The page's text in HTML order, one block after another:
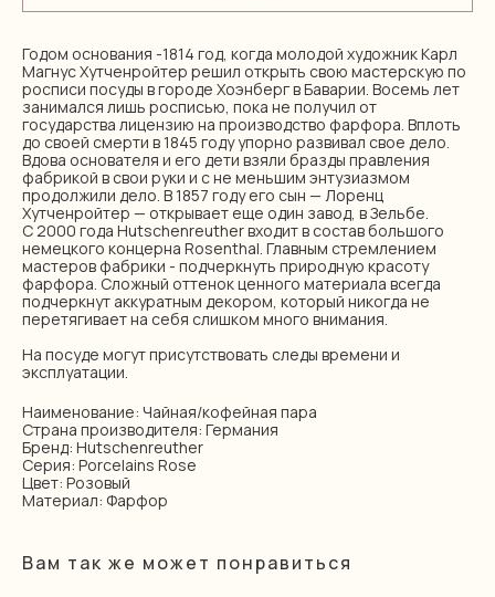
Годом основания -1814 год, когда молодой художник Карл
Магнус Хутченройтер решил открыть свою мастерскую по
росписи посуды в городе Хоэнберг в Баварии. Восемь лет
занимался лишь росписью, пока не получил от
государства лицензию на производство фарфора. Вплоть
до своей смерти в 1845 году упорно развивал свое дело.
Вдова основателя и его дети взяли бразды правления
фабрикой в свои руки и с не меньшим энтузиазмом
продолжили дело. В 1857 году его сын — Лоренц
Хутченройтер — открывает еще один завод, в Зельбе.
С 2000 года Hutschenreuther входит в состав большого
немецкого концерна Rosenthal. Главным стремлением
мастеров фабрики - подчеркнуть природную красоту
фарфора. Сложный оттенок ценного материала всегда
подчеркнут аккуратным декором, который никогда не
перетягивает на себя слишком много внимания.
На посуде могут присутствовать следы времени и
эксплуатации.
Наименование: Чайная/кофейная пара
Страна производителя: Германия
Бренд: Hutschenreuther
Серия: Porcelains Rose
Цвет: Розовый
Материал: Фарфор
Вам так же может понравиться